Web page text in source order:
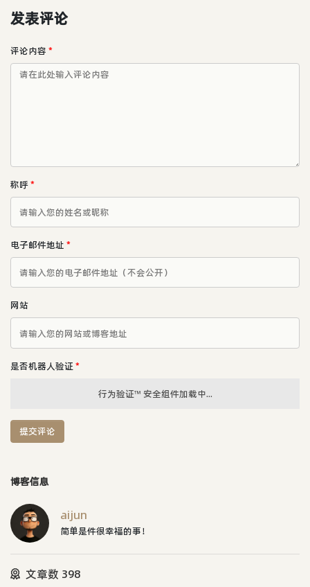
发表评论
评论内容 *
称呼*
电子邮件地址 *
网站
是否机器人验证 *
行为验证™ 安全组件加载中...
提交评论
博客信息
aijun
简单是件很幸福的事！
文章数 398